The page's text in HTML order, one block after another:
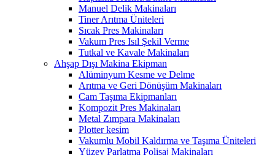
Manuel Delik Makinaları
Tiner Arıtma Üniteleri
Sıcak Pres Makinaları
Vakum Pres Isıl Şekil Verme
Tutkal ve Kavale Makinaları
Ahşap Dışı Makina Ekipman
Alüminyum Kesme ve Delme
Arıtma ve Geri Dönüşüm Makinaları
Cam Taşıma Ekipmanları
Kompozit Pres Makinaları
Metal Zımpara Makinaları
Plotter kesim
Vakumlu Mobil Kaldırma ve Taşıma Üniteleri
Yüzey Parlatma Polisaj Makinaları